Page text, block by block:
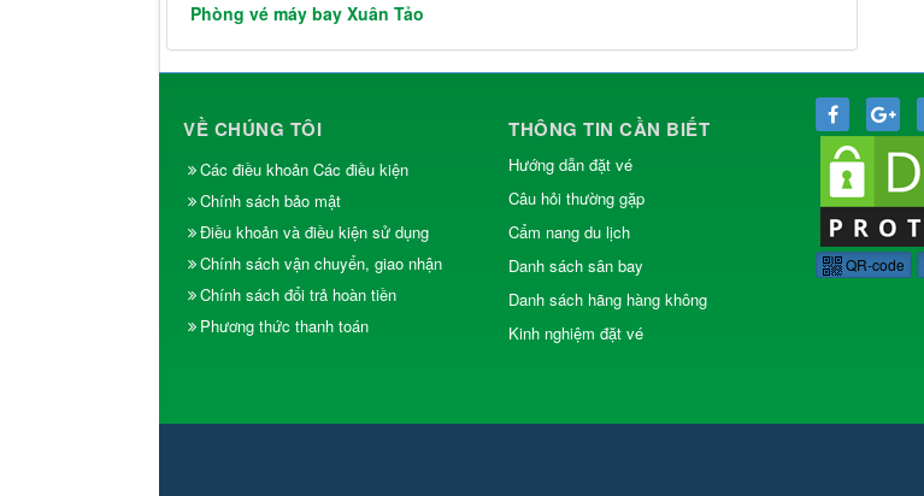
Phòng vé máy bay Xuân Tảo
VỀ CHÚNG TÔI
Các điều khoản Các điều kiện
Chính sách bảo mật
Điều khoản và điều kiện sử dụng
Chính sách vận chuyển, giao nhận
Chính sách đổi trả hoàn tiền
Phương thức thanh toán
THÔNG TIN CẦN BIẾT
Hướng dẫn đặt vé
Câu hỏi thường gặp
Cẩm nang du lịch
Danh sách sân bay
Danh sách hãng hàng không
Kinh nghiệm đặt vé
QR-code